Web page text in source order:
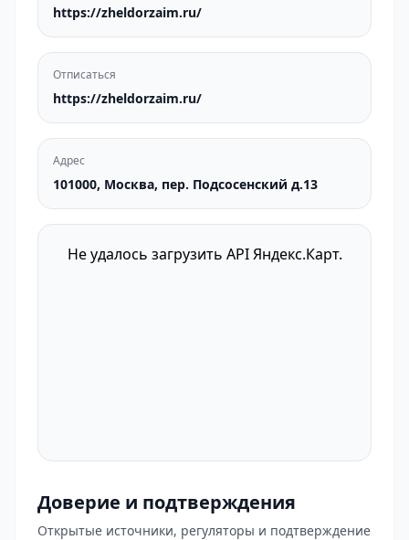
https://zheldorzaim.ru/
Отписаться
https://zheldorzaim.ru/
Адрес
101000, Москва, пер. Подсосенский д.13
Не удалось загрузить API Яндекс.Карт.
Доверие и подтверждения
Открытые источники, регуляторы и подтверждение